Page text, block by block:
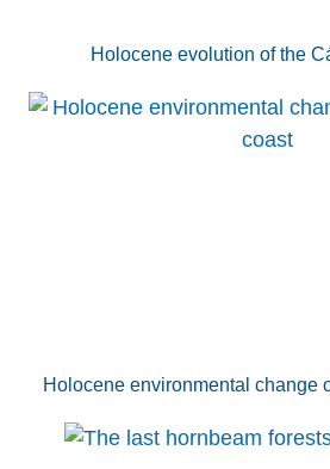
Holocene evolution of the
Holocene environmental change